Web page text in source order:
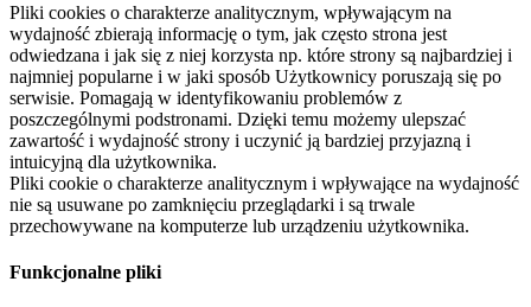
Pliki cookies o charakterze analitycznym, wpływającym na
wydajność zbierają informację o tym, jak często strona jest
odwiedzana i jak się z niej korzysta np. które strony są najbardziej i
najmniej popularne i w jaki sposób Użytkownicy poruszają się po
serwisie. Pomagają w identyfikowaniu problemów z
poszczególnymi podstronami. Dzięki temu możemy ulepszać
zawartość i wydajność strony i uczynić ją bardziej przyjazną i
intuicyjną dla użytkownika.
Pliki cookie o charakterze analitycznym i wpływające na wydajność
nie są usuwane po zamknięciu przeglądarki i są trwale
przechowywane na komputerze lub urządzeniu użytkownika.
Funkcjonalne pliki